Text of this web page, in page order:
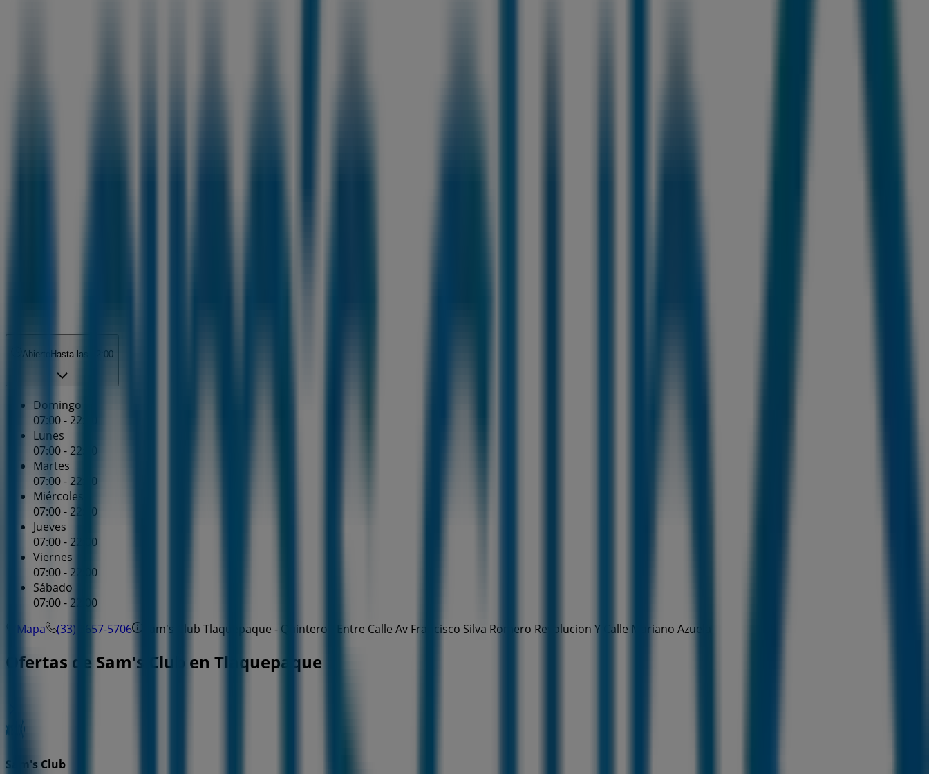
Abierto Hasta las 22:00
Domingo
07:00 - 22:00
Lunes
07:00 - 22:00
Martes
07:00 - 22:00
Miércoles
07:00 - 22:00
Jueves
07:00 - 22:00
Viernes
07:00 - 22:00
Sábado
07:00 - 22:00
Mapa
(33) 3657-5706 Sam's Club Tlaquepaque - Quintero - Entre Calle Av Francisco Silva Romero Revolucion Y Calle Mariano Azuela
Ofertas de Sam's Club en Tlaquepaque
Sam's Club